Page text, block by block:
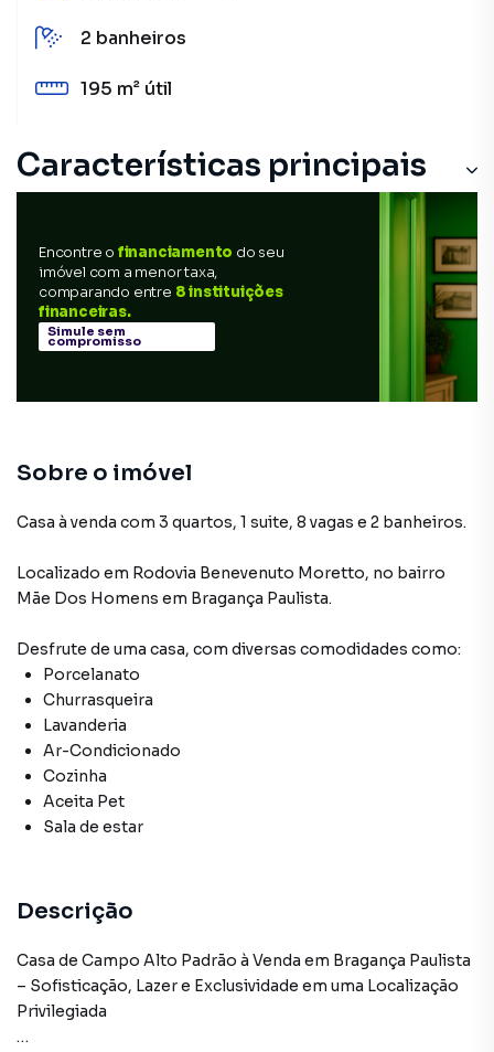
2 banheiros
195 m² útil
Características principais
Encontre o financiamento do seu
imóvel com a menor taxa,
comparando entre 8 instituições
financeiras.
Simule sem
compromisso
Sobre o imóvel
Casa à venda com 3 quartos, 1 suite, 8 vagas e 2 banheiros.
Localizado em Rodovia Benevenuto Moretto, no bairro
Mãe Dos Homens em Bragança Paulista.
Desfrute de uma casa, com diversas comodidades como:
Porcelanato
Churrasqueira
Lavanderia
Ar-Condicionado
Cozinha
Aceita Pet
Sala de estar
Descrição
Casa de Campo Alto Padrão à Venda em Bragança Paulista
– Sofisticação, Lazer e Exclusividade em uma Localização
Privilegiada